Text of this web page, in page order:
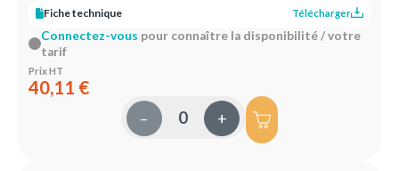
Fiche technique
Télécharger
Connectez-vous pour connaître la disponibilité / votre
tarif
Prix HT
40,11 €
– +